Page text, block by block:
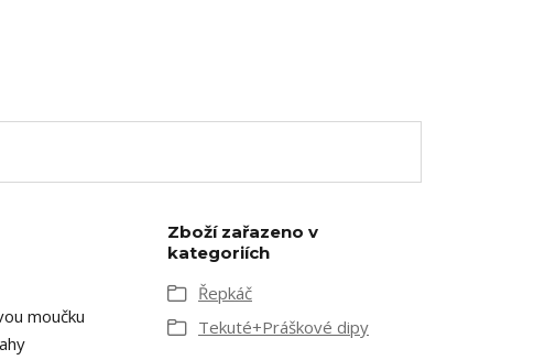
moučku
Zboží zařazeno v
kategoriích
Řepkáč
Tekuté+Práškové dipy